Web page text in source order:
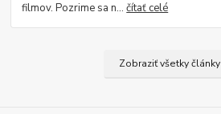
filmov. Pozrime sa n...čítať celé
Zobraziť všetky články